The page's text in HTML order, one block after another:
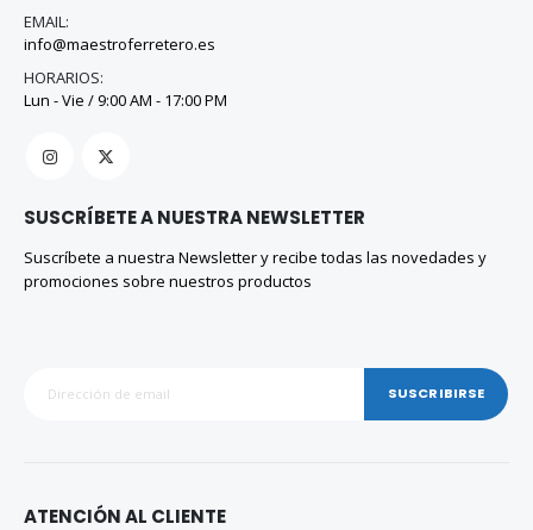
EMAIL:
info@maestroferretero.es
HORARIOS:
Lun - Vie / 9:00 AM - 17:00 PM
SUSCRÍBETE A NUESTRA NEWSLETTER
Suscríbete a nuestra Newsletter y recibe todas las novedades y
promociones sobre nuestros productos
SUSCRIBIRSE
ATENCIÓN AL CLIENTE